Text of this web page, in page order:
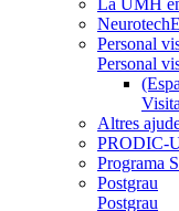
Personal
Personal
Altres
PRODIC-
Programa
Postgrau
Postgrau